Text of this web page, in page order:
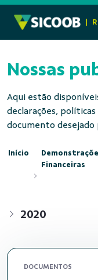
Nossas
Aqui estão
declarações,
documento
Início
Financeiras
2020
DOCUMENTOS